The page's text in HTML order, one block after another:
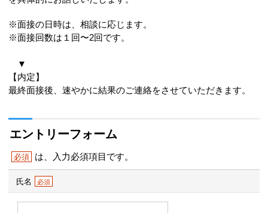
※面接の日時は、相談に応じます。
※面接回数は１回〜2回です。
▼
【内定】
最終面接後、速やかに結果のご連絡をさせていただきます。
エントリーフォーム
必須 は、入力必須項目です。
氏名